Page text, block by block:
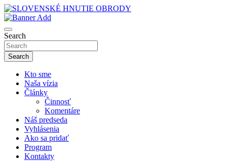
Skip
to
content
SLOVENSKÉ HNUTIE OBRODY
Search
Search
Kto sme
Naša vízia
Články
Činnosť
Komentáre
Náš predseda
Vyhlásenia
Ako sa pridať
Program
Kontakty